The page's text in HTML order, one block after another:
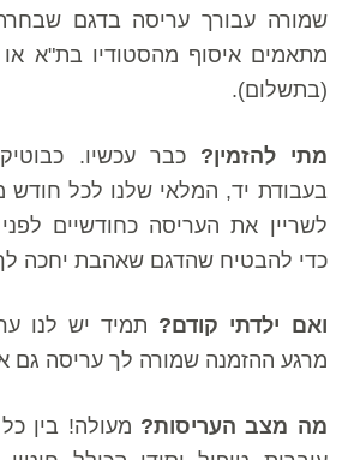
שמורה עבורך עריסה בדגם
מתאמים איסוף מהסטודיו בת"א
(בתשלום).
מתי להזמין? כבר עכשיו.
בעבודת יד, המלאי שלנו לכל חודש
לשריין את העריסה כחודשיים
כדי להבטיח שהדגם שאהבת יחכה
ואם ילדתי קודם? תמיד יש לנו
מרגע ההזמנה שמורה לך עריסה גם
מה מצב העריסות? מעולה! בין